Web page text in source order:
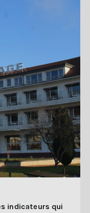
indicateurs qui